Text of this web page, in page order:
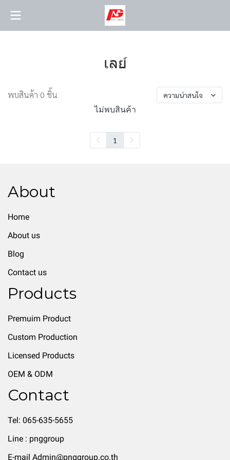
เลย์
พบสินค้า 0 ชิ้น ความน่าสนใจ
ไม่พบสินค้า
1
About
Home
About us
Blog
Contact us
Products
Premuim Product
Custom Production
Licensed Products
OEM & ODM
Contact
Tel: 065-635-5655
Line : pnggroup
E-mail Admin@pnggroup.co.th